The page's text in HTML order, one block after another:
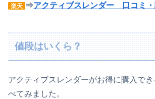
楽天 ⇒アクティブスレンダー 口コミ
値段はいくら？
アクティブスレンダーがお得に購入で
べてみました。